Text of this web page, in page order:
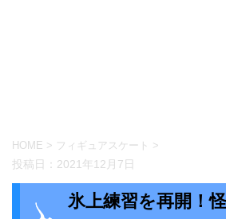
HOME > フィギュアスケート >
投稿日： 2021年12月7日
氷上練習を再開！